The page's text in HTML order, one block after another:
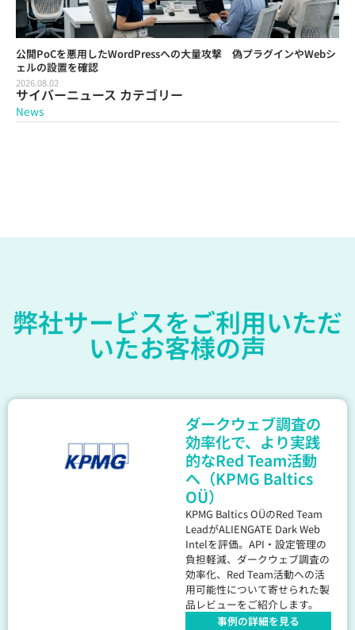
公開PoCを悪用したWordPressへの大量攻撃 偽プラグインやWebシ
ェルの設置を確認
2026.08.02
サイバーニュース カテゴリー
News
弊社サービスをご利用いただ
いたお客様の声
ダークウェブ調査の
効率化で、より実践
的なRed Team活動
へ（KPMG Baltics
OÜ）
KPMG Baltics OÜのRed Team
LeadがALIENGATE Dark Web
Intelを評価。API・設定管理の
負担軽減、ダークウェブ調査の
効率化、Red Team活動への活
用可能性について寄せられた製
品レビューをご紹介します。
事例の詳細を見る